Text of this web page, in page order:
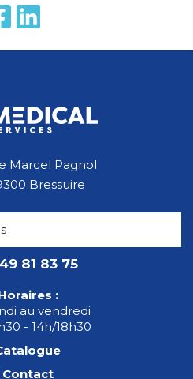
Marcel Pagnol
Bressuire
81 83 75
:
au vendredi
- 14h/18h30
Contact